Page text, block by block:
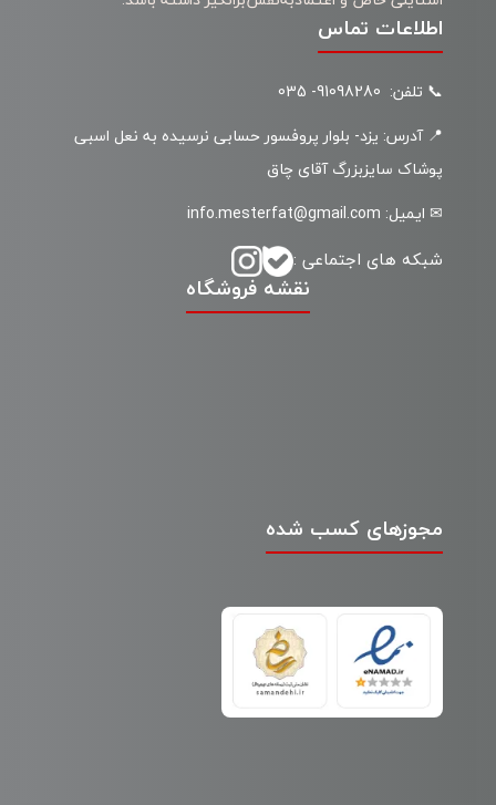
مجوزهای کسب شده
اطلاعات تماس
📞 تلفن: 91098280- 035
📍 آدرس: یزد- بلوار پروفسور حسابی نرسیده به نعل اسبی
پوشاک سایزبزرگ آقای چاق
✉ ایمیل: info.mesterfat@gmail.com
شبکه های اجتماعی :
نقشه فروشگاه